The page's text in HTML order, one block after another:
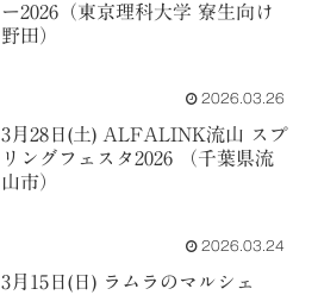
ー2026（東京理科大学 寮生向け
野田）
2026.03.26
3月28日(土) ALFALINK流山 スプ
リングフェスタ2026 （千葉県流
山市）
2026.03.24
3月15日(日) ラムラのマルシェ